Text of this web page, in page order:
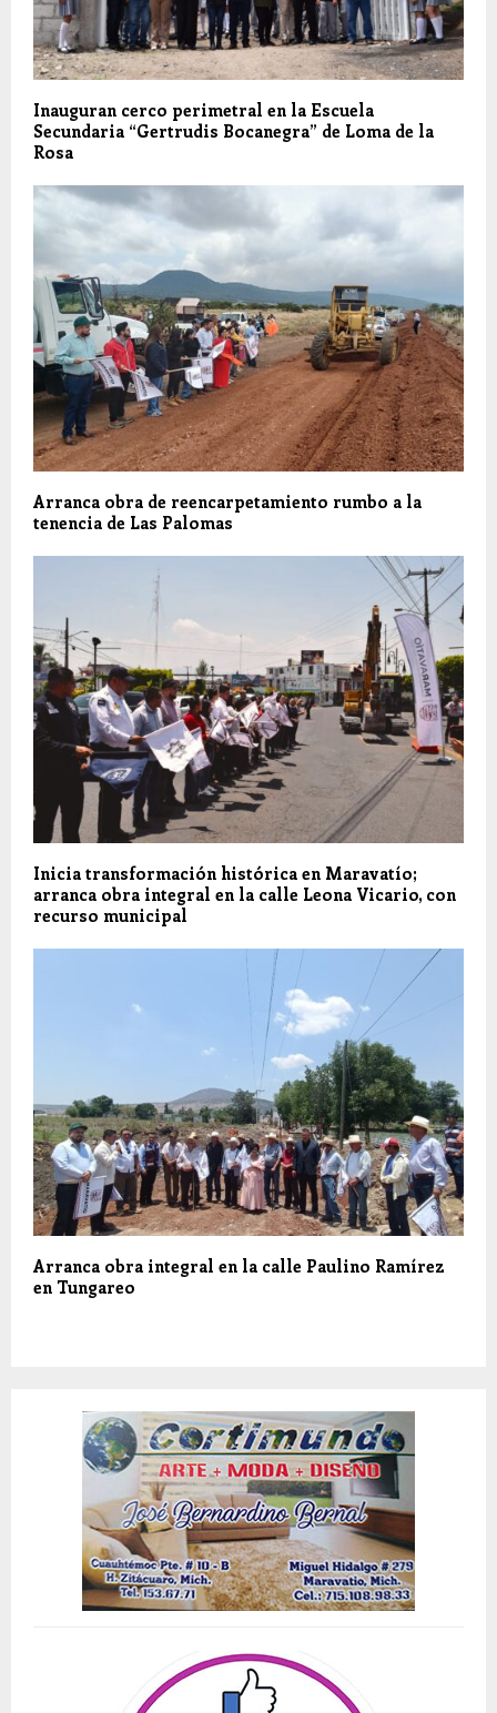
Inauguran cerco perimetral en la Escuela
Secundaria “Gertrudis Bocanegra” de Loma de la
Rosa
Arranca obra de reencarpetamiento rumbo a la
tenencia de Las Palomas
Inicia transformación histórica en Maravatío;
arranca obra integral en la calle Leona Vicario, con
recurso municipal
Arranca obra integral en la calle Paulino Ramírez
en Tungareo